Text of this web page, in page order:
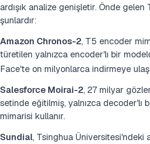
ardışık analize genişletir. Önde gelen
şunlardır:
Amazon Chronos-2, T5 encoder
türetilen yalnızca encoder'lı bir
Face'te on milyonlarca indirmeye
Salesforce Moirai-2, 27 milyar
setinde eğitilmiş, yalnızca decoder'lı
mimarisi kullanır.
Sundial, Tsinghua Üniversitesi'ndeki